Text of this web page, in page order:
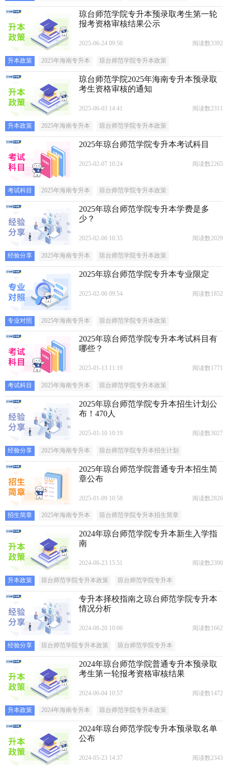
琼台师范学院专升本预录取考生第一轮
报考资格审核结果公示
2025-06-24 09:50 阅读数3392
升本政策 2025年海南专升本 琼台师范学院专升本政策
琼台师范学院2025年海南专升本预录取
考生资格审核的通知
2025-06-03 14:41 阅读数2311
升本政策 2025年海南专升本 琼台师范学院专升本政策
2025年琼台师范学院专升本考试科目
2025-02-07 10:24 阅读数2265
考试科目 2025年海南专升本 琼台师范学院专升本政策
2025年琼台师范学院专升本学费是多
少？
2025-02-06 10:35 阅读数2029
经验分享 2025年海南专升本 琼台师范学院专升本政策
2025年琼台师范学院专升本专业限定
2025-02-06 09:54 阅读数1852
专业对照 2025年海南专升本 琼台师范学院专升本政策
2025年琼台师范学院专升本考试科目有
哪些？
2025-01-13 11:19 阅读数1771
考试科目 2025年海南专升本 琼台师范学院专升本政策
2025年琼台师范学院专升本招生计划公
布！470人
2025-01-10 10:19 阅读数3027
经验分享 2025年海南专升本 琼台师范学院专升本招生计划
2025年琼台师范学院普通专升本招生简
章公布
2025-01-09 10:58 阅读数2826
招生简章 2025年海南专升本 琼台师范学院专升本招生简章
2024年琼台师范学院专升本新生入学指
南
2024-08-23 15:51 阅读数2390
升本政策 琼台师范学院专升本政策 琼台师范学院专升本
专升本择校指南之琼台师范学院专升本
情况分析
2024-08-20 10:06 阅读数1662
经验分享 琼台师范学院专升本政策 琼台师范学院专升本
2024年琼台师范学院普通专升本预录取
考生第一轮报考资格审核结果
2024-06-04 10:57 阅读数1472
升本政策 2024年海南专升本 琼台师范学院专升本政策
2024年琼台师范学院专升本预录取名单
公布
2024-05-23 14:37 阅读数2343